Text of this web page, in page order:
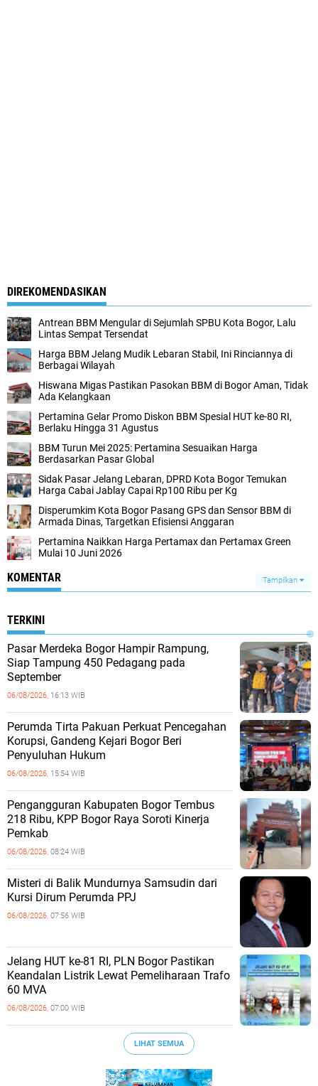
DIREKOMENDASIKAN
Antrean BBM Mengular di Sejumlah SPBU Kota Bogor, Lalu
Lintas Sempat Tersendat
Harga BBM Jelang Mudik Lebaran Stabil, Ini Rinciannya di
Berbagai Wilayah
Hiswana Migas Pastikan Pasokan BBM di Bogor Aman, Tidak
Ada Kelangkaan
Pertamina Gelar Promo Diskon BBM Spesial HUT ke-80 RI,
Berlaku Hingga 31 Agustus
BBM Turun Mei 2025: Pertamina Sesuaikan Harga
Berdasarkan Pasar Global
Sidak Pasar Jelang Lebaran, DPRD Kota Bogor Temukan
Harga Cabai Jablay Capai Rp100 Ribu per Kg
Disperumkim Kota Bogor Pasang GPS dan Sensor BBM di
Armada Dinas, Targetkan Efisiensi Anggaran
Pertamina Naikkan Harga Pertamax dan Pertamax Green
Mulai 10 Juni 2026
KOMENTAR Tampilkan
TERKINI
Pasar Merdeka Bogor Hampir Rampung,
Siap Tampung 450 Pedagang pada
September
06/08/2026, 16:13 WIB
Perumda Tirta Pakuan Perkuat Pencegahan
Korupsi, Gandeng Kejari Bogor Beri
Penyuluhan Hukum
06/08/2026, 15:54 WIB
Pengangguran Kabupaten Bogor Tembus
218 Ribu, KPP Bogor Raya Soroti Kinerja
Pemkab
06/08/2026, 08:24 WIB
Misteri di Balik Mundurnya Samsudin dari
Kursi Dirum Perumda PPJ
06/08/2026, 07:56 WIB
Jelang HUT ke-81 RI, PLN Bogor Pastikan
Keandalan Listrik Lewat Pemeliharaan Trafo
60 MVA
06/08/2026, 07:00 WIB
LIHAT SEMUA